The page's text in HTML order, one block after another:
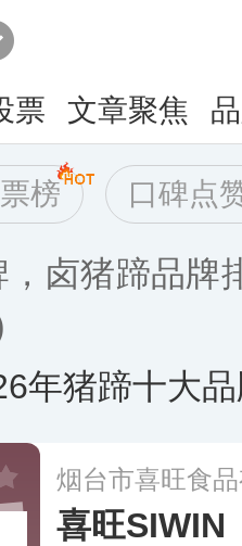
票 文章聚焦
榜 口碑点
卤猪蹄品牌
年猪蹄十大
烟台市喜旺食
喜旺SIWIN